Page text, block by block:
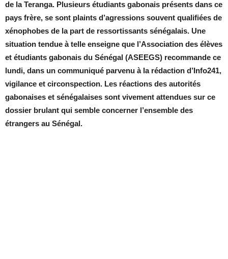
de la Teranga. Plusieurs étudiants gabonais présents dans ce
pays frère, se sont plaints d’agressions souvent qualifiées de
xénophobes de la part de ressortissants sénégalais. Une
situation tendue à telle enseigne que l’Association des élèves
et étudiants gabonais du Sénégal (ASEEGS) recommande ce
lundi, dans un communiqué parvenu à la rédaction d’Info241,
vigilance et circonspection. Les réactions des autorités
gabonaises et sénégalaises sont vivement attendues sur ce
dossier brulant qui semble concerner l’ensemble des
étrangers au Sénégal.